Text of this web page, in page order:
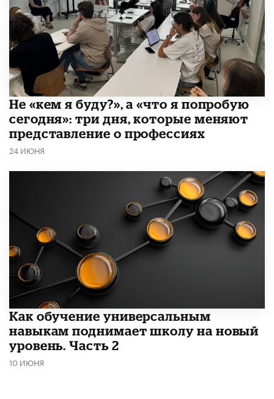
Не «кем я буду?», а «что я попробую
сегодня»: три дня, которые меняют
представление о профессиях
24 ИЮНЯ
​Как обучение универсальным
навыкам поднимает школу на новый
уровень. Часть 2
10 ИЮНЯ